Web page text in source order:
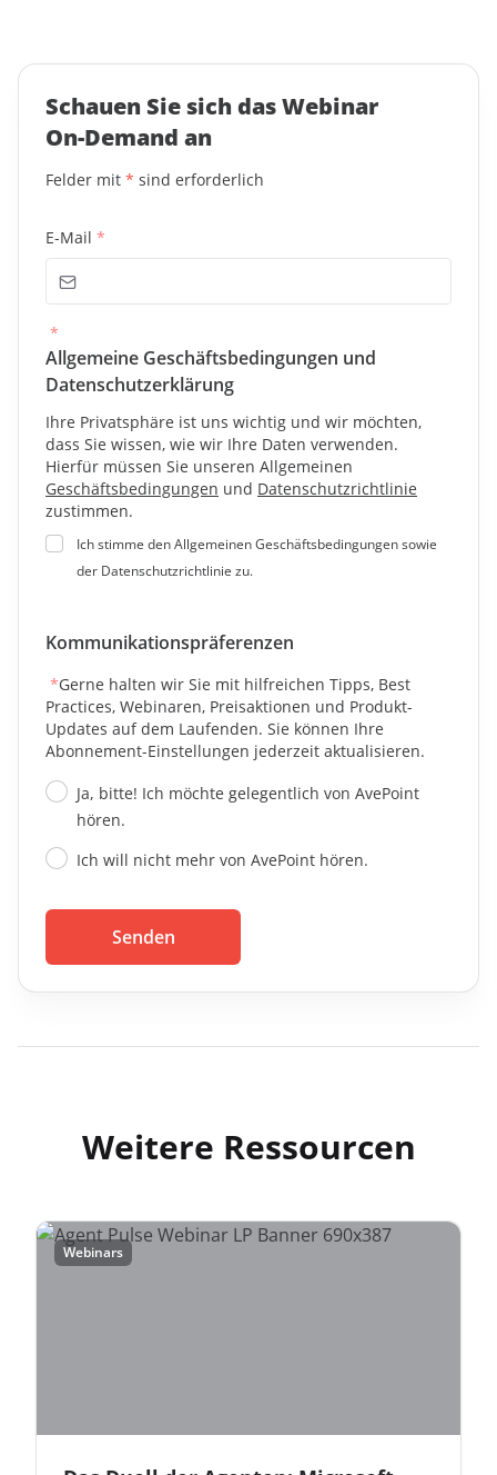
Schauen Sie sich das Webinar
On-Demand an
Felder mit * sind erforderlich
*
E-Mail
*
Allgemeine Geschäftsbedingungen und
Datenschutzerklärung
Ihre Privatsphäre ist uns wichtig und wir möchten,
dass Sie wissen, wie wir Ihre Daten verwenden.
Hierfür müssen Sie unseren Allgemeinen
Geschäftsbedingungen und Datenschutzrichtlinie
zustimmen.
Ich stimme den Allgemeinen Geschäftsbedingungen sowie
der Datenschutzrichtlinie zu.
Kommunikationspräferenzen
*Gerne halten wir Sie mit hilfreichen Tipps, Best
Practices, Webinaren, Preisaktionen und Produkt-
Updates auf dem Laufenden. Sie können Ihre
Abonnement-Einstellungen jederzeit aktualisieren.
Ja, bitte! Ich möchte gelegentlich von AvePoint
hören.
Ich will nicht mehr von AvePoint hören.
Senden
Weitere Ressourcen
Webinars